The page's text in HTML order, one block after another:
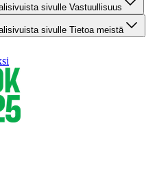
sivulle Vastuullisuus
sivulle Tietoa meistä